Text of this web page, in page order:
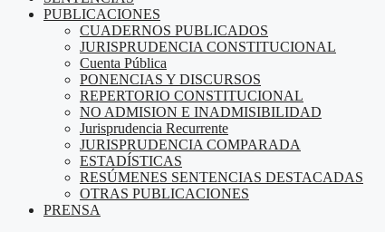
PUBLICACIONES
CUADERNOS PUBLICADOS
JURISPRUDENCIA CONSTITUCIONAL
Cuenta Pública
PONENCIAS Y DISCURSOS
REPERTORIO CONSTITUCIONAL
NO ADMISION E INADMISIBILIDAD
Jurisprudencia Recurrente
JURISPRUDENCIA COMPARADA
ESTADÍSTICAS
RESÚMENES SENTENCIAS DESTACADAS
OTRAS PUBLICACIONES
PRENSA